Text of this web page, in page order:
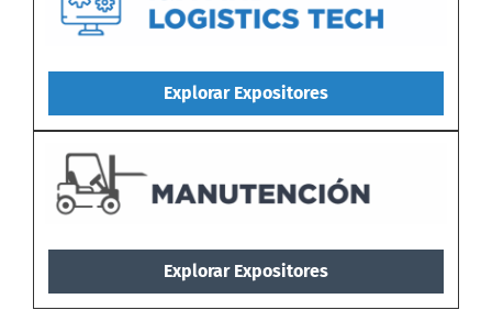
Explorar Expositores
Explorar Expositores